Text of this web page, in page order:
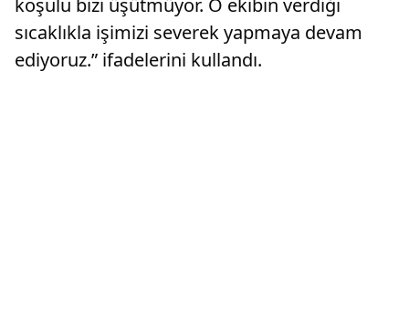
koşulu bizi üşütmüyor. O ekibin verdiği
sıcaklıkla işimizi severek yapmaya devam
ediyoruz.” ifadelerini kullandı.